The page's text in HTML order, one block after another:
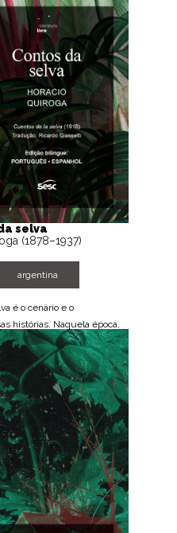
selva
(1878–1937)
argentina
é o cenário e o
histórias. Naquela época,
do ambiente urbano